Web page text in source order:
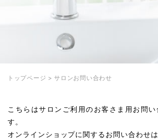
トップページ > サロンお問い合わせ
こちらはサロンご利用のお客さま用お問
す。
オンラインショップに関するお問い合わせは